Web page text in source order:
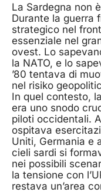
La Sardegna non
Durante la guerra
strategico nel
essenziale nel
ovest. Lo
la NATO, e lo
’80 tentava di
nel risiko
In quel contesto,
era uno snodo
piloti occidentali.
ospitava
Uniti, Germania e
cieli sardi si
nei possibili
la tensione con
restava un’area